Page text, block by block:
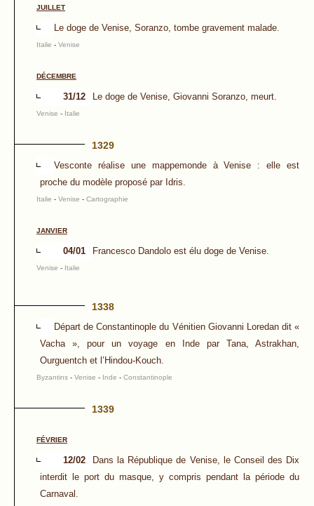
JUILLET
Le doge de Venise, Soranzo, tombe gravement malade.
Italie - Venise
DÉCEMBRE
31/12 Le doge de Venise, Giovanni Soranzo, meurt.
Venise - Italie
1329
Vesconte réalise une mappemonde à Venise : elle est
proche du modèle proposé par Idris.
Italie - Venise - Cartographie
JANVIER
04/01 Francesco Dandolo est élu doge de Venise.
Venise - Italie
1338
Départ de Constantinople du Vénitien Giovanni Loredan dit «
Vacha », pour un voyage en Inde par Tana, Astrakhan,
Ourguentch et l’Hindou-Kouch.
Byzantins - Venise - Inde - Constantinople
1339
FÉVRIER
12/02
Dans la République de Venise, le Conseil des Dix
interdit le port du masque, y compris pendant la période du
Carnaval.